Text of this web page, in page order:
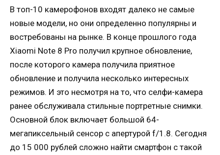
В топ-10 камерофонов входят далеко не самые
новые модели, но они определенно популярны и
востребованы на рынке. В конце прошлого года
Xiaomi Note 8 Pro получил крупное обновление,
после которого камера получила приятное
обновление и получила несколько интересных
режимов. И это несмотря на то, что селфи-камера
ранее обслуживала стильные портретные снимки.
Основной блок включает большой 64-
мегапиксельный сенсор с апертурой f/1.8. Сегодня
до 15 000 рублей сложно найти смартфон с такой